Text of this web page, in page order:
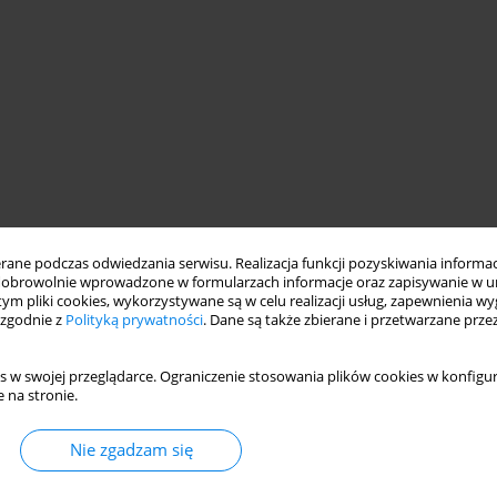
podczas odwiedzania serwisu. Realizacja funkcji pozyskiwania
wprowadzone w formularzach informacje oraz zapisywanie w
pliki cookies, wykorzystywane są w celu realizacji usług, zapewnienia
z Polityką prywatności. Dane są także zbierane i przetwarzane
w swojej przeglądarce. Ograniczenie stosowania plików cookies w
na stronie.
Nie zgadzam się
of object relations theory with the psychodramatic
and bulimia nervosa) The author pays attention to the
of eating disorder from a medical perspective,
psychodrama by Moreno Moreover she points to common
psychodynamic therapeutic techniques in individual and
presented attempt of integrating psychotherapy based on
can enlarge the repertoir of therapeutic techniques